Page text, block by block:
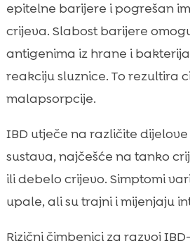
epitelne barijere i pogrešan
crijeva. Slabost barijere
antigenima iz hrane i
reakciju sluznice. To rezultira
malapsorpcije.
IBD utječe na različite
sustava, najčešće na tanko
ili debelo crijevo. Simptomi
upale, ali su trajni i mijenjaju
Rizični čimbenici za razvoj